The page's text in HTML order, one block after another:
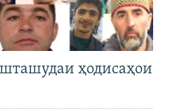
ҳодисаҳои